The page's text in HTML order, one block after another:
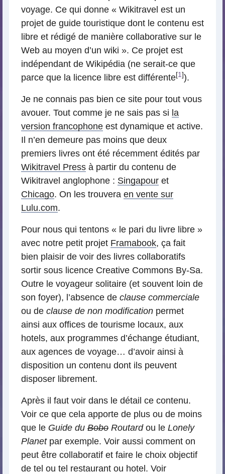
voyage. Ce qui donne « Wikitravel est un
projet de guide touristique dont le contenu est
libre et rédigé de manière collaborative sur le
Web au moyen d’un wiki ». Ce projet est
indépendant de Wikipédia (ne serait-ce que
parce que la licence libre est différente[1]).
Je ne connais pas bien ce site pour tout vous
avouer. Tout comme je ne sais pas si la
version francophone est dynamique et active.
Il n’en demeure pas moins que deux
premiers livres ont été récemment édités par
Wikitravel Press à partir du contenu de
Wikitravel anglophone : Singapour et
Chicago. On les trouvera en vente sur
Lulu.com.
Pour nous qui tentons « le pari du livre libre »
avec notre petit projet Framabook, ça fait
bien plaisir de voir des livres collaboratifs
sortir sous licence Creative Commons By-Sa.
Outre le voyageur solitaire (et souvent loin de
son foyer), l’absence de clause commerciale
ou de clause de non modification permet
ainsi aux offices de tourisme locaux, aux
hotels, aux programmes d’échange étudiant,
aux agences de voyage… d’avoir ainsi à
disposition un contenu dont ils peuvent
disposer librement.
Après il faut voir dans le détail ce contenu.
Voir ce que cela apporte de plus ou de moins
que le Guide du Bobo Routardou le Lonely
Planetpar exemple. Voir aussi comment on
peut être collaboratif et faire le choix objectif
de tel ou tel restaurant ou hotel. Voir